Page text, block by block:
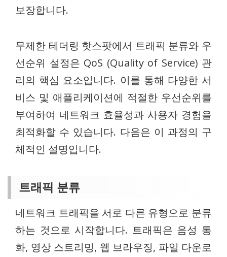
보장합니다.
무제한 테더링 핫스팟에서 트래픽 분류와 우
선순위 설정은 QoS (Quality of Service) 관
리의 핵심 요소입니다. 이를 통해 다양한 서
비스 및 애플리케이션에 적절한 우선순위를
부여하여 네트워크 효율성과 사용자 경험을
최적화할 수 있습니다. 다음은 이 과정의 구
체적인 설명입니다.
트래픽 분류
네트워크 트래픽을 서로 다른 유형으로 분류
하는 것으로 시작합니다. 트래픽은 음성 통
화, 영상 스트리밍, 웹 브라우징, 파일 다운로